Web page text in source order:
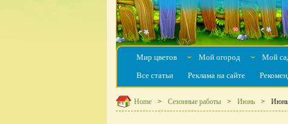
Мир цветов ˇ Мой огород ˇ Мой
Все статьи Реклама на сайте
Home Сезонные работы Июнь Июнь